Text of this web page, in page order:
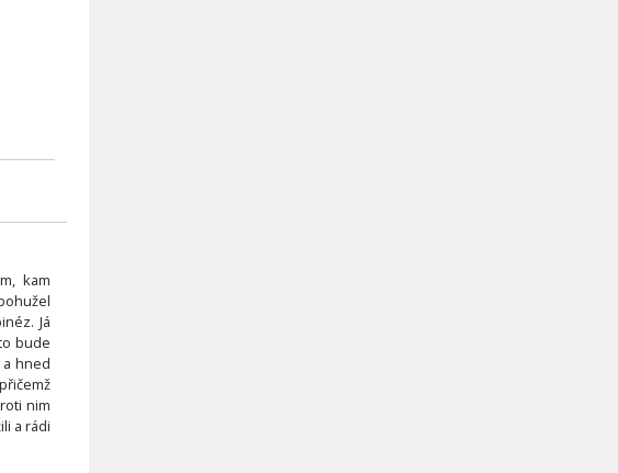
kam
Já
bude
hned
nim
a rádi